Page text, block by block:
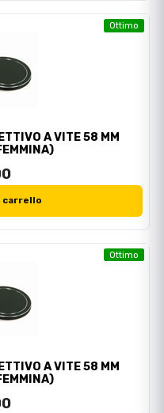
Ottimo
A VITE 58 MM
carrello
Ottimo
A VITE 58 MM